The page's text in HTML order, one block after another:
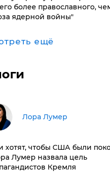
более православного,
ядерной войны"
ещё
​Лора Лумер
хотят, чтобы США были
Лумер назвала цель
Кремля